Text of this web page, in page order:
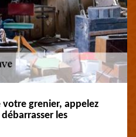
grenier, appelez
les